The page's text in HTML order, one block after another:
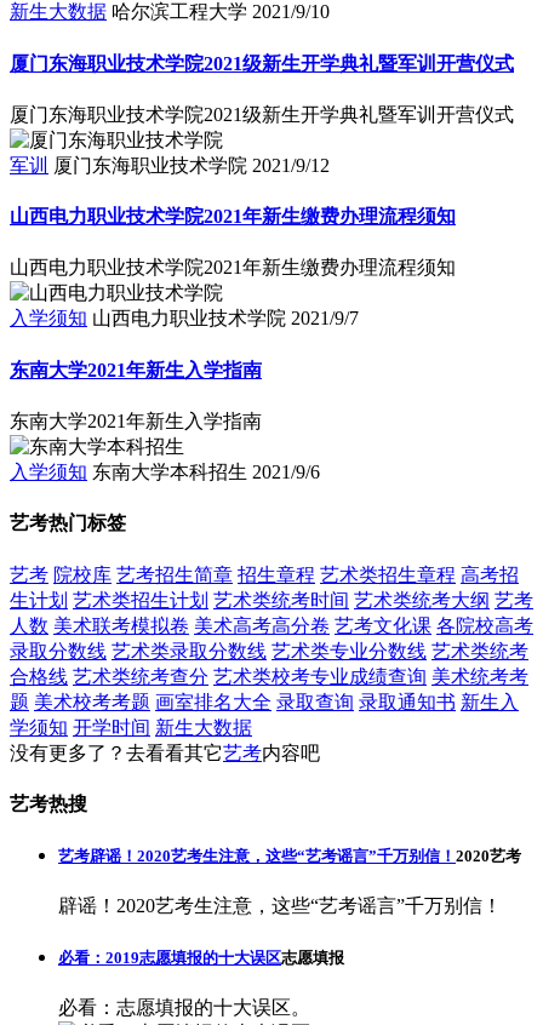
新生大数据 哈尔滨工程大学 2021/9/10
厦门东海职业技术学院2021级新生开学典礼暨军训开营仪式
厦门东海职业技术学院2021级新生开学典礼暨军训开营仪式
军训 厦门东海职业技术学院 2021/9/12
山西电力职业技术学院2021年新生缴费办理流程须知
山西电力职业技术学院2021年新生缴费办理流程须知
入学须知 山西电力职业技术学院 2021/9/7
东南大学2021年新生入学指南
东南大学2021年新生入学指南
入学须知 东南大学本科招生 2021/9/6
艺考热门标签
艺考 院校库 艺考招生简章 招生章程 艺术类招生章程 高考招
生计划 艺术类招生计划 艺术类统考时间 艺术类统考大纲 艺考
人数 美术联考模拟卷 美术高考高分卷 艺考文化课 各院校高考
录取分数线 艺术类录取分数线 艺术类专业分数线 艺术类统考
合格线 艺术类统考查分 艺术类校考专业成绩查询 美术统考考
题 美术校考考题 画室排名大全 录取查询 录取通知书 新生入
学须知 开学时间 新生大数据
没有更多了？去看看其它艺考内容吧
艺考热搜
艺考辟谣！2020艺考生注意，这些“艺考谣言”千万别信！ 2020艺考
辟谣！2020艺考生注意，这些“艺考谣言”千万别信！
必看：2019志愿填报的十大误区志愿填报
必看：志愿填报的十大误区。